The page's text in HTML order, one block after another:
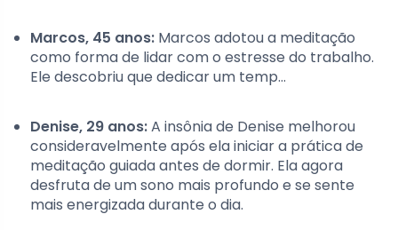
Marcos, 45 anos: Marcos adotou a meditação
como forma de lidar com o estresse do trabalho.
Ele descobriu que dedicar um temp…
Denise, 29 anos:A insônia de Denise melhorou
consideravelmente após ela iniciar a prática de
meditação guiada antes de dormir. Ela agora
desfruta de um sono mais profundo e se sente
mais energizada durante o dia.